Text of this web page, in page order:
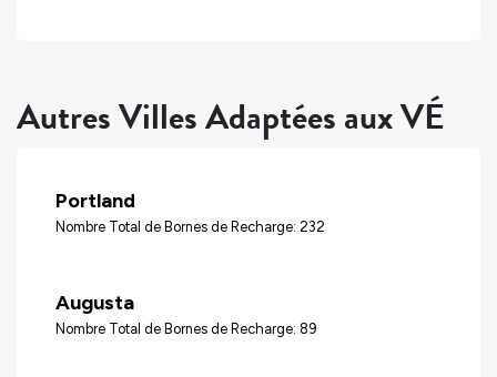
Autres Villes Adaptées aux VÉ
Portland
Nombre Total de Bornes de Recharge: 232
Augusta
Nombre Total de Bornes de Recharge: 89